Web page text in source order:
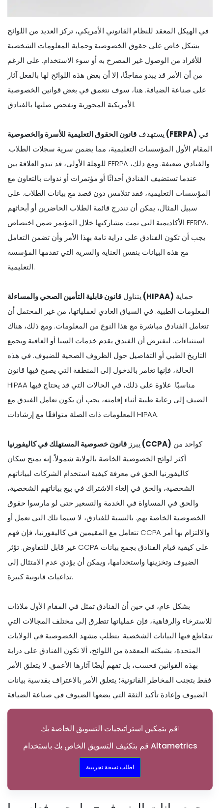
في الهيكل المعقد للنظام القانوني الأمريكي، تركز العديد من اللوائح
بشكل خاص على حقوق الخصوصية وحماية المعلومات الشخصية
للأفراد من الوصول غير المصرح به أو سوء الاستخدام. على الرغم
من أن الأمر قد يبدو مفاجئًا، إلا أن بعض هذه اللوائح لها بالفعل آثار
على صناعة الضيافة. هنا، سوف نتعمق في بعض قوانين الخصوصية
الأمريكية المحورية ونفحص صلتها بالفنادق.
يستهدف قانون الحقوق التعليمية للأسرة والخصوصية (FERPA)
المقام الأول المؤسسات التعليمية، مما يضمن سرية سجلات الطلاب.
للوهلة الأولى، قد تبدو العلاقة بين FERPA والفنادق ضعيفة. ومع ذلك،
عندما تستضيف الفنادق أحداثًا أو مؤتمرات أو ندوات بالتعاون مع
المؤسسات التعليمية، فقد تتلامس دون قصد مع بيانات الطلاب. على
سبيل المثال، يمكن أن تندرج قائمة الطلاب الحاضرين أو أبحاثهم
الأكاديمية التي تمت مشاركتها خلال المؤتمر ضمن اختصاص FERPA.
يجب أن تكون الفنادق على دراية تامة بهذا الأمر وأن تضمن التعامل
مع هذه البيانات بنفس العناية والسرية التي تقدمها المؤسسة
التعليمية.
يتناول قانون قابلية التأمين الصحي والمساءلة (HIPAA)
المعلومات الطبية. في السياق العادي لعملياتها، من غير المحتمل أن
تتعامل الفنادق مباشرة مع هذا النوع من المعلومات. ومع ذلك، هناك
استثناءات. لنفترض أن الفندق يقدم خدمات السبا أو العافية ويجمع
التاريخ الطبي أو التفاصيل حول الظروف الصحية للضيوف. في هذه
الحالة، فإنها تغامر بالدخول إلى المنطقة التي يصبح فيها قانون
HIPAA مناسبًا. علاوة على ذلك، في الحالات التي قد يحتاج فيها
الضيف إلى رعاية طبية أثناء إقامته، يجب أن يكون تعامل الفندق مع
المعلومات ذات الصلة متوافقًا مع إرشادات HIPAA.
يبرز قانون خصوصية المستهلك في كاليفورنيا (CCPA)
أكثر لوائح الخصوصية الخاصة بالولاية شمولاً. إنه يمنح سكان
كاليفورنيا الحق في معرفة كيفية استخدام الشركات لبياناتهم
الشخصية، والحق في إلغاء الاشتراك في بيع بياناتهم الشخصية،
والحق في المساواة في الخدمة والتسعير حتى لو مارسوا حقوق
الخصوصية الخاصة بهم. بالنسبة للفنادق، لا سيما تلك التي تعمل أو
تتعامل مع المقيمين في كاليفورنيا، فإن فهم CCPA والالتزام بها أمر
غير قابل للتفاوض. تؤثر CCPA على كيفية قيام الفنادق بجمع بيانات
الضيوف وتخزينها واستخدامها، ويمكن أن يؤدي عدم الامتثال إلى
تداعيات قانونية كبيرة.
بشكل عام، في حين أن الفنادق تمثل في المقام الأول ملاذات
للاسترخاء والرفاهية، فإن عملياتها تتطرق إلى مختلف المجالات التي
تتقاطع فيها البيانات الشخصية. يتطلب مشهد الخصوصية في الولايات
المتحدة، بشبكته المعقدة من اللوائح، ألا تكون الفنادق على دراية
بهذه القوانين فحسب، بل تفهم أيضًا آثارها الأعمق. لا يتعلق الأمر
فقط بتجنب المخاطر القانونية؛ يتعلق الأمر بالاعتراف بقدسية بيانات
الضيوف وإعادة تأكيد الثقة التي يضعها الضيوف في صناعة الضيافة.
قم بتمكين استراتيجيات التسويق الخاصة بك!
قم بتكثيف التسويق الخاص بك باستخدام Altametrics
اطلب نسخة تجريبية